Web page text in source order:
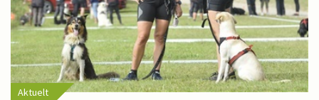
Aktuelt